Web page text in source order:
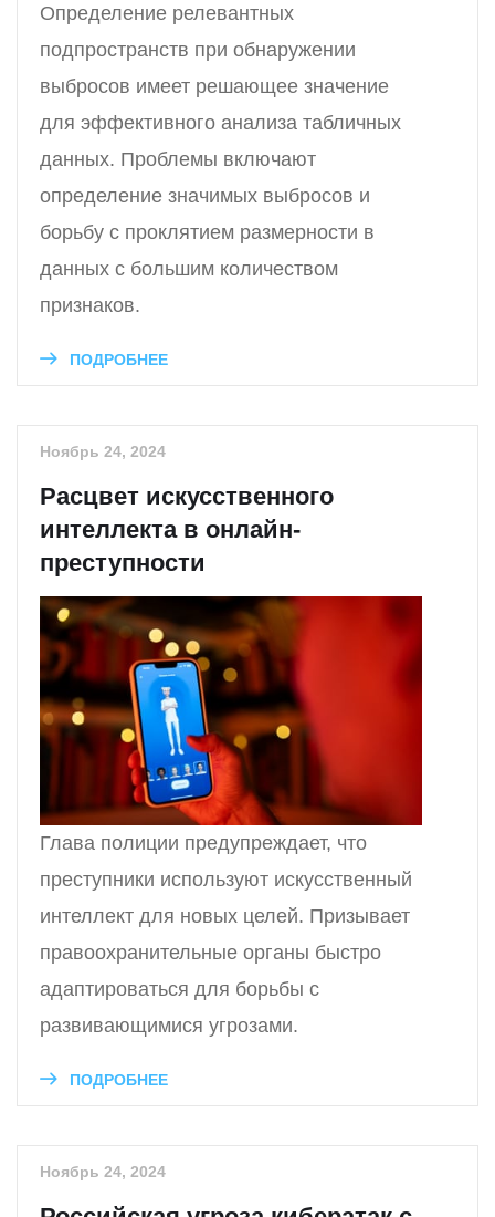
Определение релевантных
подпространств при обнаружении
выбросов имеет решающее значение
для эффективного анализа табличных
данных. Проблемы включают
определение значимых выбросов и
борьбу с проклятием размерности в
данных с большим количеством
признаков.
ПОДРОБНЕЕ
Ноябрь 24, 2024
Расцвет искусственного
интеллекта в онлайн-
преступности
Глава полиции предупреждает, что
преступники используют искусственный
интеллект для новых целей. Призывает
правоохранительные органы быстро
адаптироваться для борьбы с
развивающимися угрозами.
ПОДРОБНЕЕ
Ноябрь 24, 2024